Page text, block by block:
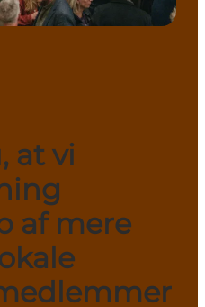
at vi
af mere